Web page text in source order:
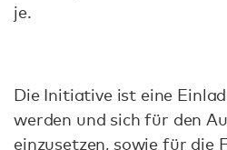
je.
Die Initiative ist eine
werden und sich für den
einzusetzen, sowie für die